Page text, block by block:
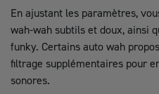
En ajustant les paramètres,
wah-wah subtils et doux, ainsi
funky. Certains auto wah
filtrage supplémentaires pour
sonores.